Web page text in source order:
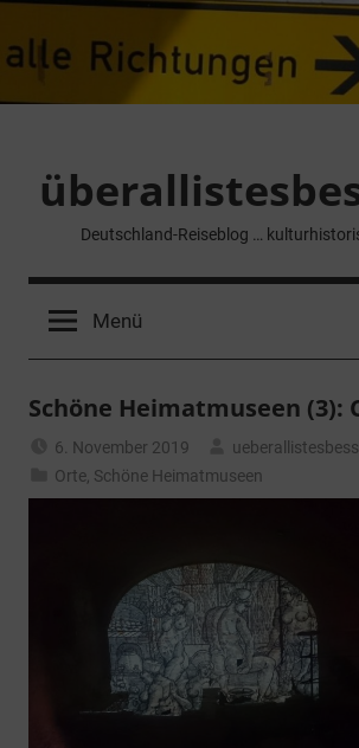
Inhalt
Deutschland-Reiseblog …
Menü
Schöne Heimatmuseen (3):
6. November 2019
Orte Schöne Heimatmuseen